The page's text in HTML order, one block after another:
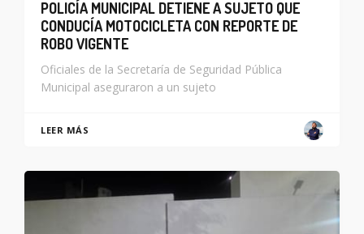
POLICÍA MUNICIPAL DETIENE A SUJETO QUE
CONDUCÍA MOTOCICLETA CON REPORTE DE
ROBO VIGENTE
Oficiales de la Secretaría de Seguridad Pública
Municipal aseguraron a un sujeto
LEER MÁS